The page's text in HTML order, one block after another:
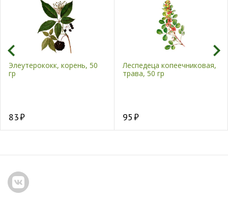
Элеутерококк, корень, 50
гр
83
Леспедеца копеечниковая,
трава, 50 гр
95